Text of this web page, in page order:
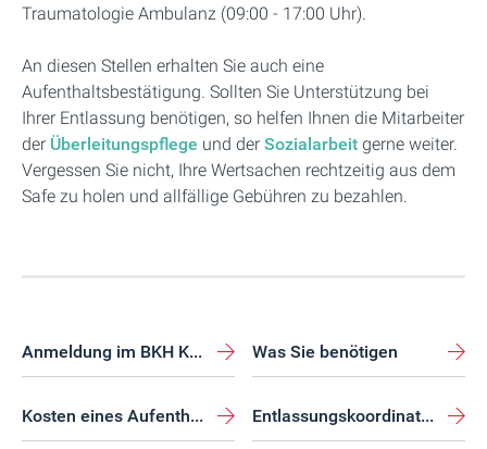
Traumatologie Ambulanz (09:00 - 17:00 Uhr).
An diesen Stellen erhalten Sie auch eine
Aufenthaltsbestätigung. Sollten Sie Unterstützung bei
Ihrer Entlassung benötigen, so helfen Ihnen die Mitarbeiter
der Überleitungspflege und der Sozialarbeit gerne weiter.
Vergessen Sie nicht, Ihre Wertsachen rechtzeitig aus dem
Safe zu holen und allfällige Gebühren zu bezahlen.
Anmeldung im BKH Kufstein Was Sie benötigen
Kosten eines Aufenthalts Entlassungskoordination im Bereich Pflege